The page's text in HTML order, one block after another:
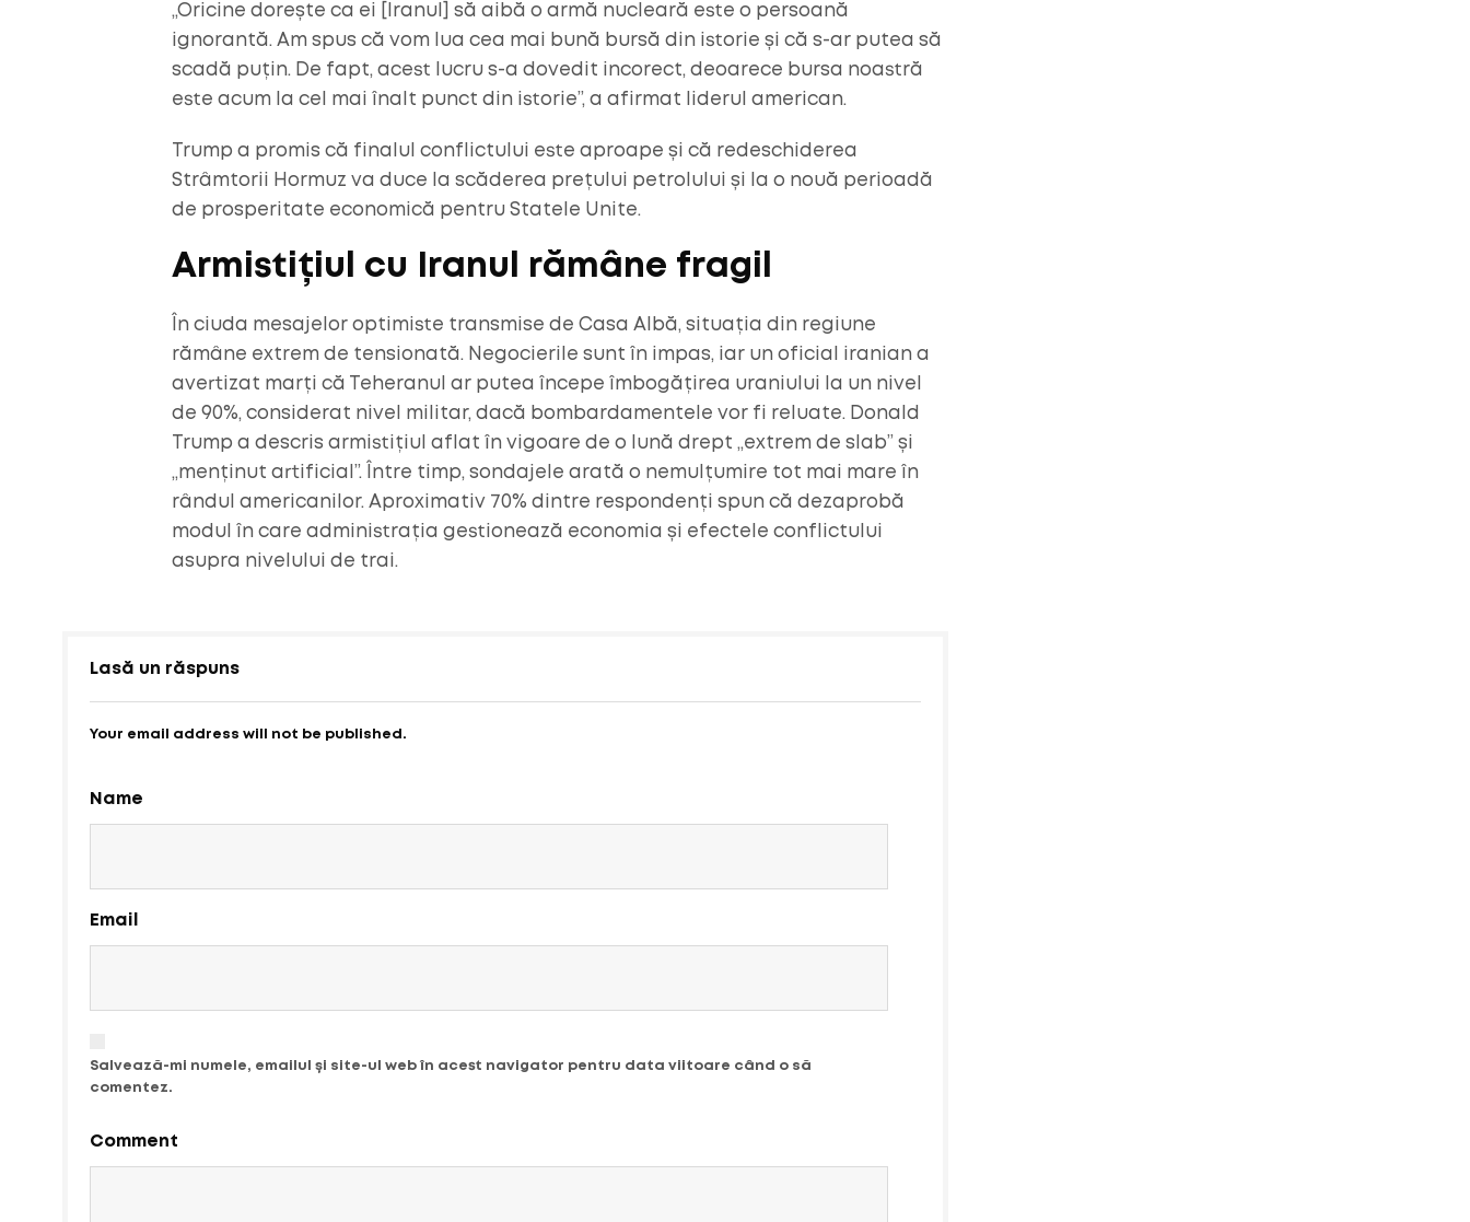
„Oricine dorește ca ei [Iranul] să aibă o armă nucleară este o persoană
ignorantă. Am spus că vom lua cea mai bună bursă din istorie și că s-ar putea să
scadă puțin. De fapt, acest lucru s-a dovedit incorect, deoarece bursa noastră
este acum la cel mai înalt punct din istorie”, a afirmat liderul american.
Trump a promis că finalul conflictului este aproape și că redeschiderea
Strâmtorii Hormuz va duce la scăderea prețului petrolului și la o nouă perioadă
de prosperitate economică pentru Statele Unite.
Armistițiul cu Iranul rămâne fragil
În ciuda mesajelor optimiste transmise de Casa Albă, situația din regiune
rămâne extrem de tensionată. Negocierile sunt în impas, iar un oficial iranian a
avertizat marți că Teheranul ar putea începe îmbogățirea uraniului la un nivel
de 90%, considerat nivel militar, dacă bombardamentele vor fi reluate. Donald
Trump a descris armistițiul aflat în vigoare de o lună drept „extrem de slab” și
„menținut artificial”. Între timp, sondajele arată o nemulțumire tot mai mare în
rândul americanilor. Aproximativ 70% dintre respondenți spun că dezaprobă
modul în care administrația gestionează economia și efectele conflictului
asupra nivelului de trai.
Lasă un răspuns
Your email address will not be published.
Name
Email
Salvează-mi numele, emailul și site-ul web în acest navigator pentru data viitoare când o să
comentez.
Comment